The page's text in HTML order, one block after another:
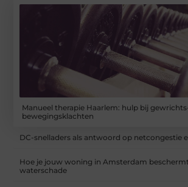
Manueel therapie Haarlem: hulp bij
bewegingsklachten
DC-snelladers als antwoord op netcongestie
Hoe je jouw woning in Amsterdam
waterschade